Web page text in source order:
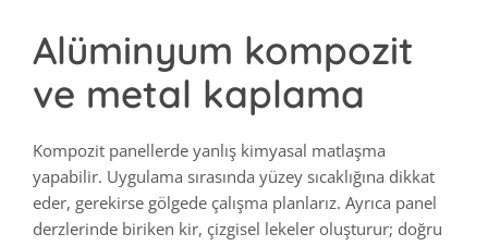
Alüminyum kompozit
ve metal kaplama
Kompozit panellerde yanlış kimyasal matlaşma
yapabilir. Uygulama sırasında yüzey sıcaklığına dikkat
eder, gerekirse gölgede çalışma planlarız. Ayrıca panel
derzlerinde biriken kir, çizgisel lekeler oluşturur; doğru